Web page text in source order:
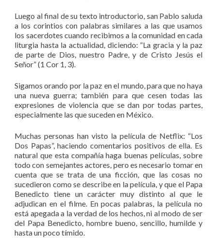
Luego al final de su texto introductorio, san Pablo saluda
a los corintios con palabras similares a las que usamos
los sacerdotes cuando recibimos a la comunidad en cada
liturgia hasta la actualidad, diciendo: “La gracia y la paz
de parte de Dios, nuestro Padre, y de Cristo Jesús el
Señor” (1 Cor 1, 3).
Sigamos orando por la paz en el mundo, para que no haya
una nueva guerra; también para que cesen todas las
expresiones de violencia que se dan por todas partes,
especialmente las que suceden en México.
Muchas personas han visto la película de Netflix: “Los
Dos Papas”, haciendo comentarios positivos de ella. Es
natural que esta compañía haga buenas películas, sobre
todo con semejantes actores, pero es necesario tomar en
cuenta que se trata de una ficción, que las cosas no
sucedieron como se describe en la película, y que el Papa
Benedicto tiene un carácter muy distinto al que le
adjudican en el filme. En pocas palabras, la película no
está apegada a la verdad de los hechos, ni al modo de ser
del Papa Benedicto, hombre bueno, sencillo, humilde y
hasta un poco tímido.